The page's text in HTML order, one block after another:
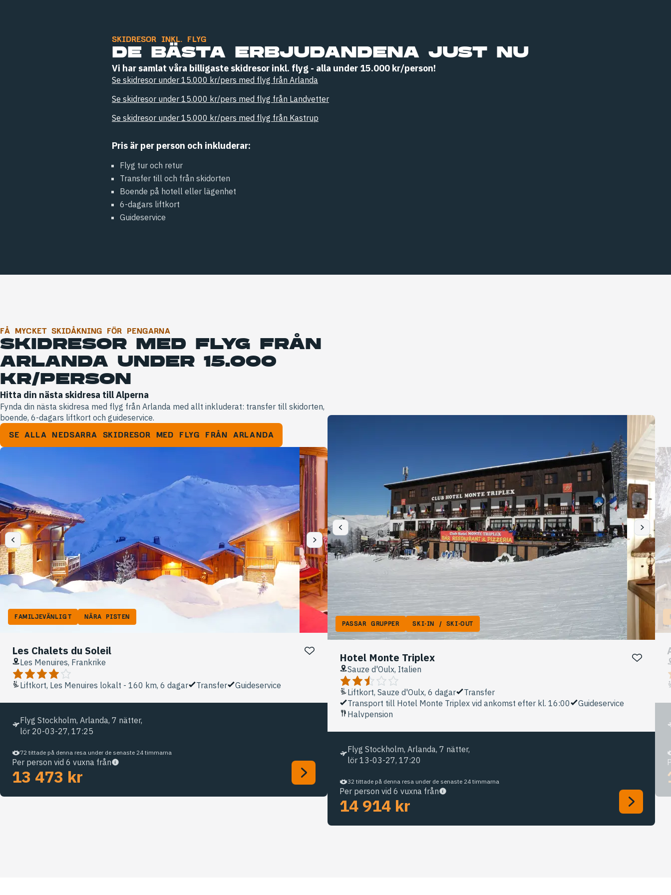
SKIDRESOR INKL. FLYG
DE BÄSTA ERBJUDANDENA JUST NU
Vi har samlat våra billigaste skidresor inkl. flyg - alla under 15.000 kr/person!
Se skidresor under 15.000 kr/pers med flyg från Arlanda
Se skidresor under 15.000 kr/pers med flyg från Landvetter
Se skidresor under 15.000 kr/pers med flyg från Kastrup
Pris är per person och inkluderar:
Flyg tur och retur
Transfer till och från skidorten
Boende på hotell eller lägenhet
6-dagars liftkort
Guideservice
FÅ MYCKET SKIDÅKNING FÖR PENGARNA
SKIDRESOR MED FLYG FRÅN
ARLANDA UNDER 15.000
KR/PERSON
Hitta din nästa skidresa till Alperna
Fynda din nästa skidresa med flyg från Arlanda med allt inkluderat: transfer till skidorten,
boende, 6-dagars liftkort och guideservice.
SE ALLA NEDSARRA SKIDRESOR MED FLYG FRÅN ARLANDA
FAMILJEVÄNLIGT NÄRA PISTEN
Les Chalets du Soleil
Les Menuires, Frankrike
Liftkort, Les Menuires lokalt - 160 km, 6 dagar Transfer Guideservice
Flyg Stockholm, Arlanda, 7 nätter,
lör 20-03-27, 17:25
72 tittade på denna resa under de senaste 24 timmarna
Per person vid 6 vuxna från
13 473 kr
PASSAR GRUPPER SKI-IN / SKI-OUT
Hotel Monte Triplex
Sauze d'Oulx, Italien
Liftkort, Sauze d'Oulx, 6 dagar
Transfer
Transport till Hotel Monte Triplex vid ankomst efter kl. 16:00
Guideservice
Halvpension
Flyg Stockholm, Arlanda, 7 nätter,
lör 13-03-27, 17:20
32 tittade på denna resa under de senaste 24 timmarna
Per person vid 6 vuxna från
14 914 kr